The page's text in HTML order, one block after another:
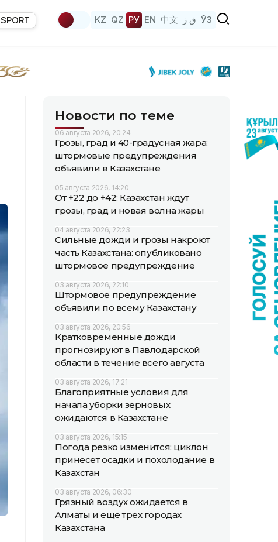
SPORT KZ QZ РУ EN 中文 ق ز ЎЗ
Новости по теме
06 августа 2026, 20:24
Грозы, град и 40-градусная жара:
штормовые предупреждения
объявили в Казахстане
05 августа 2026, 14:20
От +22 до +42: Казахстан ждут
грозы, град и новая волна жары
04 августа 2026, 22:23
Сильные дожди и грозы накроют
часть Казахстана: опубликовано
штормовое предупреждение
03 августа 2026, 22:10
Штормовое предупреждение
объявили по всему Казахстану
03 августа 2026, 20:56
Кратковременные дожди
прогнозируют в Павлодарской
области в течение всего августа
03 августа 2026, 17:21
Благоприятные условия для
начала уборки зерновых
ожидаются в Казахстане
03 августа 2026, 15:15
Погода резко изменится: циклон
принесет осадки и похолодание в
Казахстан
03 августа 2026, 06:30
Грязный воздух ожидается в
Алматы и еще трех городах
Казахстана